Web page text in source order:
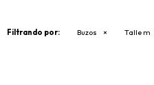
Filtrando por: Buzos Talle m